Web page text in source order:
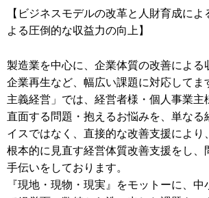
【ビジネスモデルの改革と人財育成に
よる圧倒的な収益力の向上】
製造業を中心に、企業体質の改善による
企業再生など、幅広い課題に対応してま
主義経営」では、経営者様・個人事業主
直面する問題・抱えるお悩みを、単なる
イスではなく、直接的な改善支援により
根本的に見直す経営体質改善支援をし、
手伝いをしております。
『現地・現物・現実』をモットーに、中